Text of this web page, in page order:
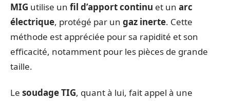
MIG utilise un fil d’apport continu et un arc
électrique, protégé par un gaz inerte. Cette
méthode est appréciée pour sa rapidité et son
efficacité, notamment pour les pièces de grande
taille.
Le soudage TIG, quant à lui, fait appel à une